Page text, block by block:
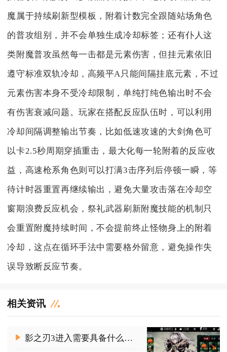
魔属于持续刷新型模板，附着计数完全跟随站场角色
的普攻组别，并不会单独生成冷却标签；还有仆人这
类附魔普攻虽然每一击都是元素伤害，但挂元素依旧
遵守标准双轨冷却，高频平A只能间隔挂底元素，不过
元素伤害本身不受冷却限制，单纯打纯色输出时不会
有伤害衰减问题。玩家在搭配反应队伍时，可以利用
冷却间隔调整输出节奏，比如低速攻速的大剑角色可
以卡2.5秒周期穿插重击，最大化每一轮附着的反应收
益，高速枪系角色则可以打满3击序列后停顿一瞬，等
待计时器重置再继续输出，避免大量攻击落在冷却空
窗期浪费反应机会，祭礼武器刷新附魔技能的机制只
会重置附魔持续时间，不会提前终止怪物身上的附着
冷却，这点在循环手法中需要格外留意，避免操作失
误导致断反应节奏。
相关资讯
影之刃3进入需要具备什么条件